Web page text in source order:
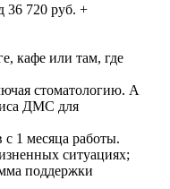
36 720 руб. +
кафе или там, где
стоматологию. А
ДМС для
с 1 месяца работы.
ситуациях;
поддержки